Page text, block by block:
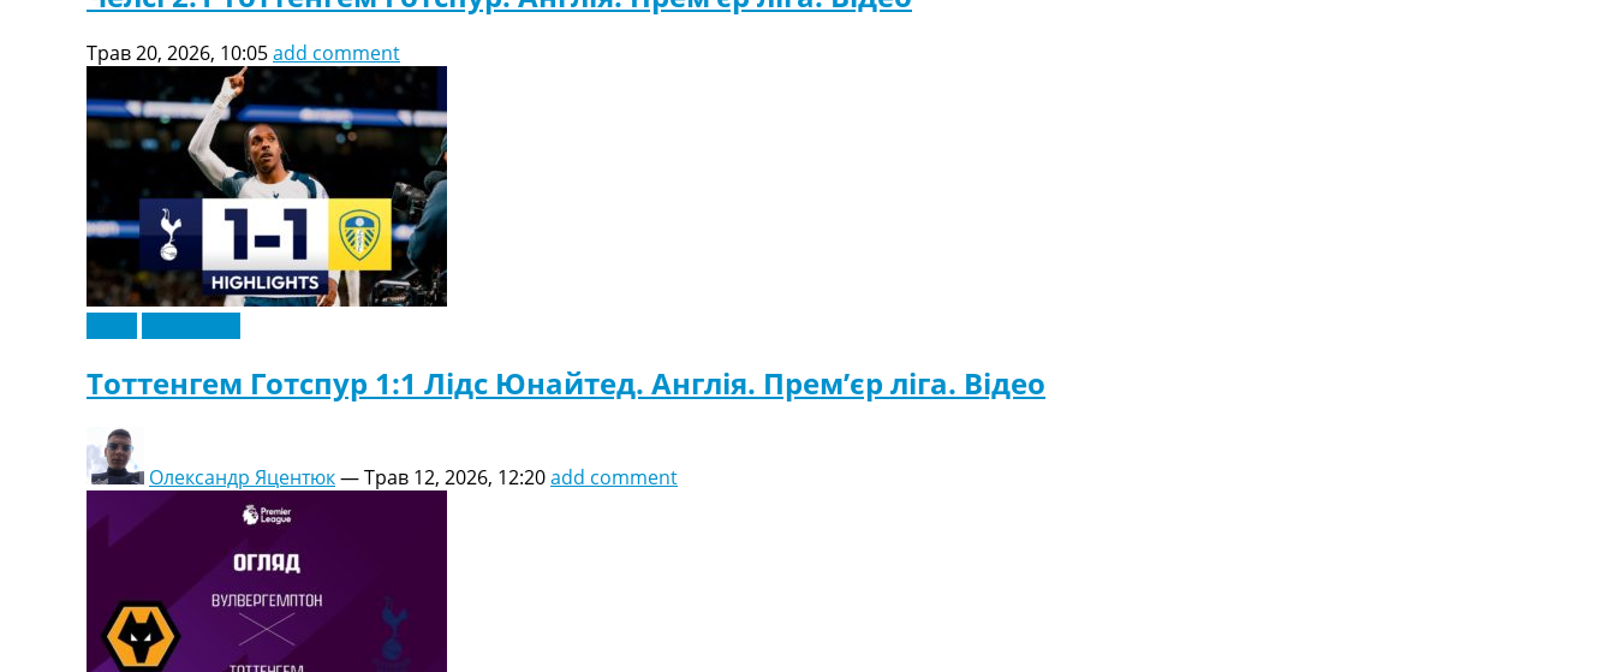
Трав 20, 2026, 10:05add comment
Тоттенгем Готспур 1:1 Лідс Юнайтед. Англія. Прем’єр ліга. Відео
Олександр Яцентюк—Трав 12, 2026, 12:20add comment